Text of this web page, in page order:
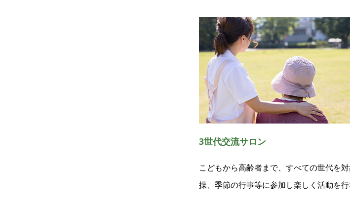
3世代交流サロン
こどもから高齢者まで、すべての世代を
操、季節の行事等に参加し楽しく活動を